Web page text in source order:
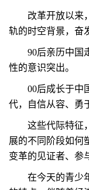
改革开放以来，
轨的时空背景，奋
90后亲历中国走
性的意识突出。
00后成长于中国
代，自信从容、勇
这些代际特征，
展的不同阶段如何
变革的见证者、参
在今天的青少年